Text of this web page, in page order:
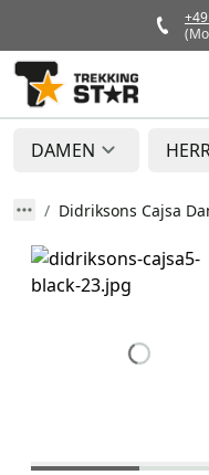
DAMEN
Didriksons Cajsa